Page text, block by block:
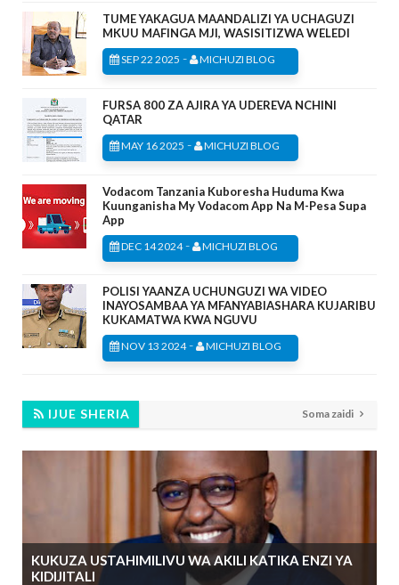
TUME YAKAGUA MAANDALIZI YA UCHAGUZI
MKUU MAFINGA MJI, WASISITIZWA WELEDI
SEP 22 2025 - MICHUZI BLOG
FURSA 800 ZA AJIRA YA UDEREVA NCHINI
QATAR
MAY 16 2025 - MICHUZI BLOG
Vodacom Tanzania Kuboresha Huduma Kwa
Kuunganisha My Vodacom App Na M-Pesa Supa
App
DEC 14 2024- MICHUZI BLOG
POLISI YAANZA UCHUNGUZI WA VIDEO
INAYOSAMBAA YA MFANYABIASHARA KUJARIBU
KUKAMATWA KWA NGUVU
NOV 13 2024- MICHUZI BLOG
IJUE SHERIA Soma zaidi
KUKUZA USTAHIMILIVU WA AKILI KATIKA ENZI YA
KIDIJITALI